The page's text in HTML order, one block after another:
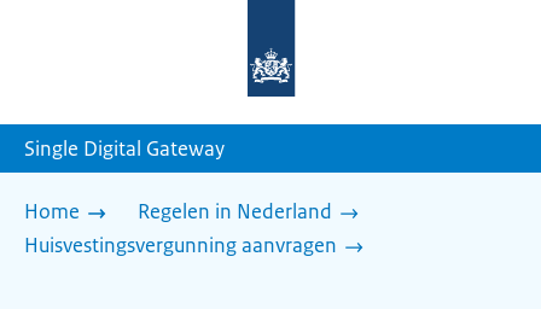
homepage
Single Digital Gateway
Home
Regelen in Nederland
Huisvestingsvergunning aanvragen